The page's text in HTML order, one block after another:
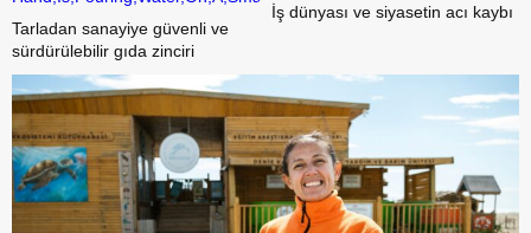
Tarladan sanayiye güvenli ve
sürdürülebilir gıda zinciri
İş dünyası ve siyasetin acı kaybı